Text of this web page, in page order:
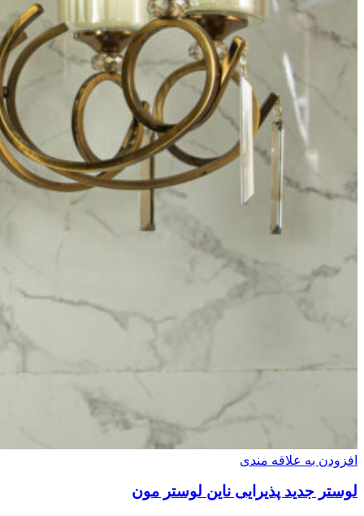
افزودن به علاقه مندی
لوستر جدید پذیرایی ناین لوستر مون